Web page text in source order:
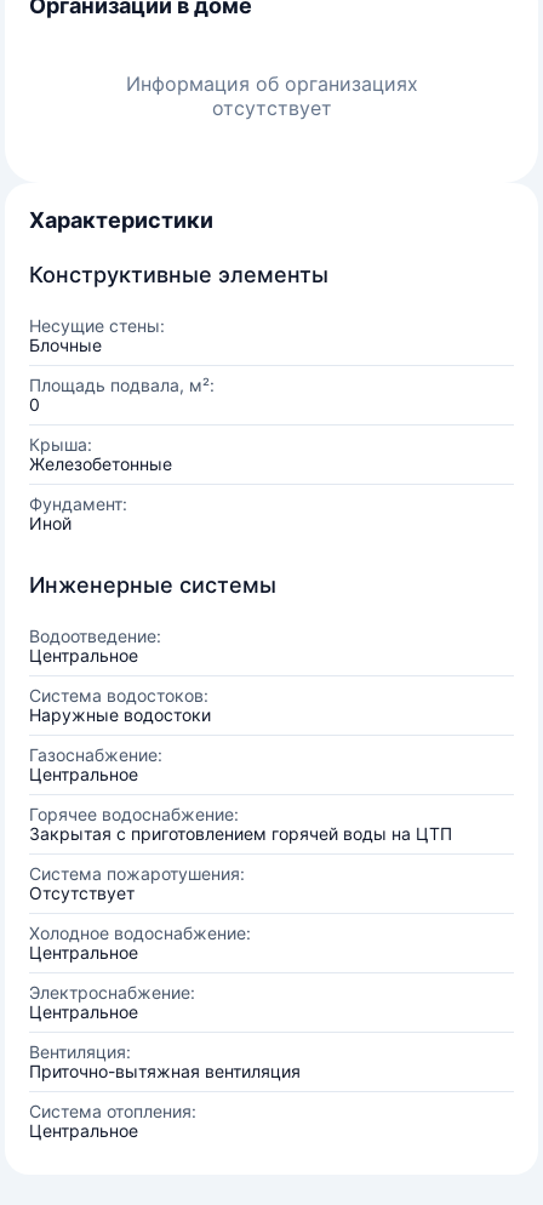
Организации в доме
Информация об организациях
отсутствует
Характеристики
Конструктивные элементы
Несущие стены:
Блочные
Площадь подвала, м²:
0
Крыша:
Железобетонные
Фундамент:
Иной
Инженерные системы
Водоотведение:
Центральное
Система водостоков:
Наружные водостоки
Газоснабжение:
Центральное
Горячее водоснабжение:
Закрытая с приготовлением горячей воды на ЦТП
Система пожаротушения:
Отсутствует
Холодное водоснабжение:
Центральное
Электроснабжение:
Центральное
Вентиляция:
Приточно-вытяжная вентиляция
Система отопления:
Центральное